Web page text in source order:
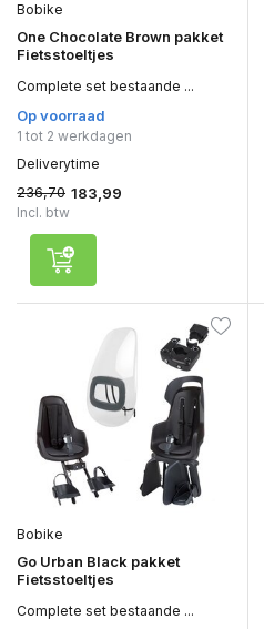
Bobike
One Chocolate Brown pakket
Fietsstoeltjes
Complete set bestaande ...
Op voorraad
1 tot 2 werkdagen
Deliverytime
236,70 183,99
Incl. btw
Bobike
Go Urban Black pakket
Fietsstoeltjes
Complete set bestaande ...